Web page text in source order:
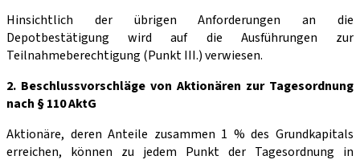
Hinsichtlich der übrigen Anforderungen an die
Depotbestätigung wird auf die Ausführungen zur
Teilnahmeberechtigung (Punkt III.) verwiesen.
2. Beschlussvorschläge von Aktionären zur Tagesordnung
nach § 110 AktG
Aktionäre, deren Anteile zusammen 1 % des Grundkapitals
erreichen, können zu jedem Punkt der Tagesordnung in